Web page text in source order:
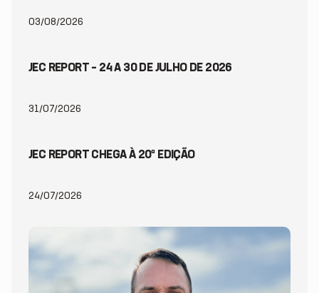
03/08/2026
JEC REPORT – 24 A 30 DE JULHO DE 2026
31/07/2026
JEC REPORT CHEGA À 20ª EDIÇÃO
24/07/2026